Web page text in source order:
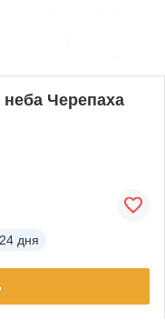
неба Черепаха
24 дня